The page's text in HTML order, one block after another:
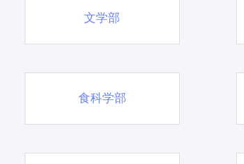
文学部
食科学部